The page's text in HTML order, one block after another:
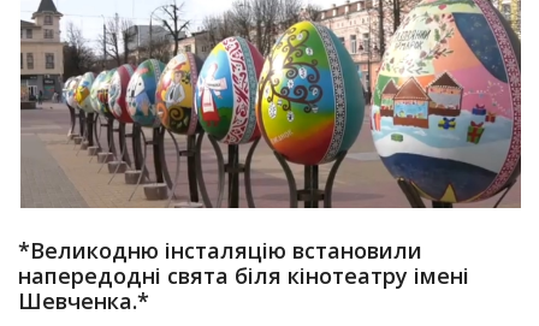
19 Березня 2025 р. Прес-центр
*Великодню інсталяцію встановили
напередодні свята біля кінотеатру імені
Шевченка.*